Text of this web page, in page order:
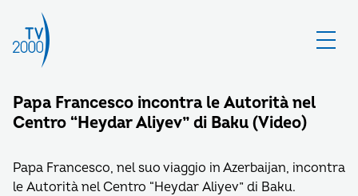
Papa Francesco incontra le Autorità nel
Centro “Heydar Aliyev” di Baku (Video)
Papa Francesco, nel suo viaggio in Azerbaijan, incontra
le Autorità nel Centro “Heydar Aliyev” di Baku.